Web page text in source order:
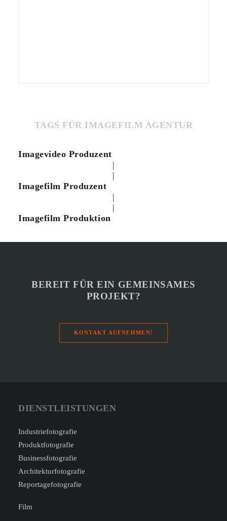
TAGS FÜR IMAGEFILM AGENTUR
Imagevideo Produzent
|
|
Imagefilm Produzent
|
|
Imagefilm Produktion
BEREIT FÜR EIN GEMEINSAMES
PROJEKT?
KONTAKT AUFNEHMEN!
DIENSTLEISTUNGEN
Industriefotografie
Produktfotografie
Businessfotografie
Architekturfotografie
Reportagefotografie
Film